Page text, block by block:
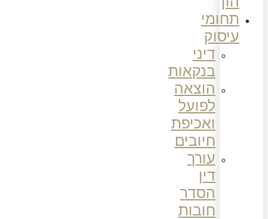
תחומי
עיסוק
דיני
בנקאות
הוצאה
לפועל
ואכיפת
חיובים
עורך
דין
הסדר
חובות